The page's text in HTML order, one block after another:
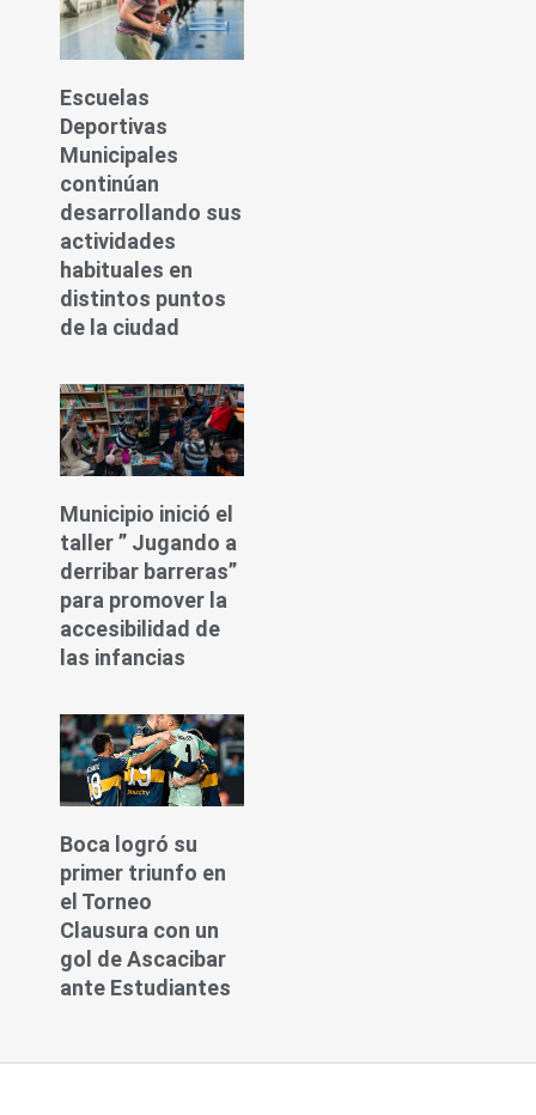
Escuelas
Deportivas
Municipales
continúan
desarrollando sus
actividades
habituales en
distintos puntos
de la ciudad
Municipio inició el
taller ” Jugando a
derribar barreras”
para promover la
accesibilidad de
las infancias
Boca logró su
primer triunfo en
el Torneo
Clausura con un
gol de Ascacibar
ante Estudiantes